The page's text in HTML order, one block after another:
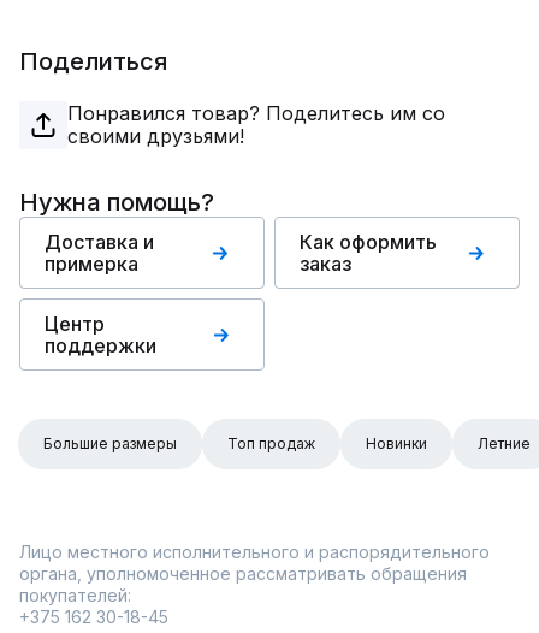
Поделиться
Понравился товар? Поделитесь им со
своими друзьями!
Нужна помощь?
Доставка и
примерка
Как оформить
заказ
Центр
поддержки
Большие размеры Топ продаж Новинки Летние
Лицо местного исполнительного и распорядительного
органа, уполномоченное рассматривать обращения
покупателей:
+375 162 30-18-45